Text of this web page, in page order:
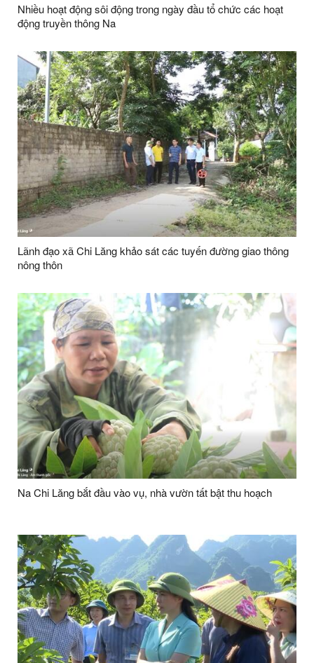
Nhiều hoạt động sôi động trong ngày đầu tổ chức các hoạt
động truyền thông Na
Lãnh đạo xã Chi Lăng khảo sát các tuyến đường giao thông
nông thôn
Na Chi Lăng bắt đầu vào vụ, nhà vườn tất bật thu hoạch